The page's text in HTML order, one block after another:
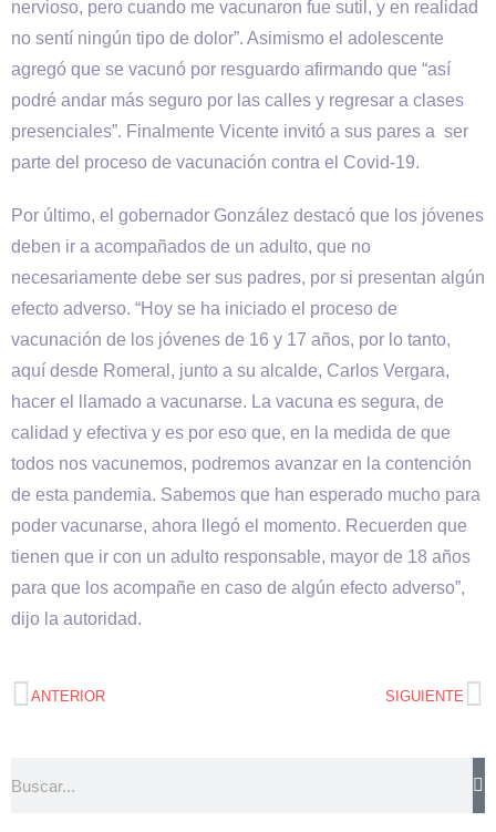
nervioso, pero cuando me vacunaron fue sutil, y en realidad
no sentí ningún tipo de dolor”. Asimismo el adolescente
agregó que se vacunó por resguardo afirmando que “así
podré andar más seguro por las calles y regresar a clases
presenciales”. Finalmente Vicente invitó a sus pares a ser
parte del proceso de vacunación contra el Covid-19.
Por último, el gobernador González destacó que los jóvenes
deben ir a acompañados de un adulto, que no
necesariamente debe ser sus padres, por si presentan algún
efecto adverso. “Hoy se ha iniciado el proceso de
vacunación de los jóvenes de 16 y 17 años, por lo tanto,
aquí desde Romeral, junto a su alcalde, Carlos Vergara,
hacer el llamado a vacunarse. La vacuna es segura, de
calidad y efectiva y es por eso que, en la medida de que
todos nos vacunemos, podremos avanzar en la contención
de esta pandemia. Sabemos que han esperado mucho para
poder vacunarse, ahora llegó el momento. Recuerden que
tienen que ir con un adulto responsable, mayor de 18 años
para que los acompañe en caso de algún efecto adverso”,
dijo la autoridad.
ANTERIOR SIGUIENTE